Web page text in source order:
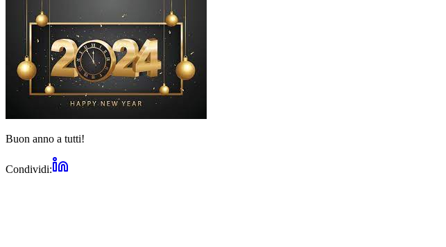
Buon anno a tutti!
Condividi: